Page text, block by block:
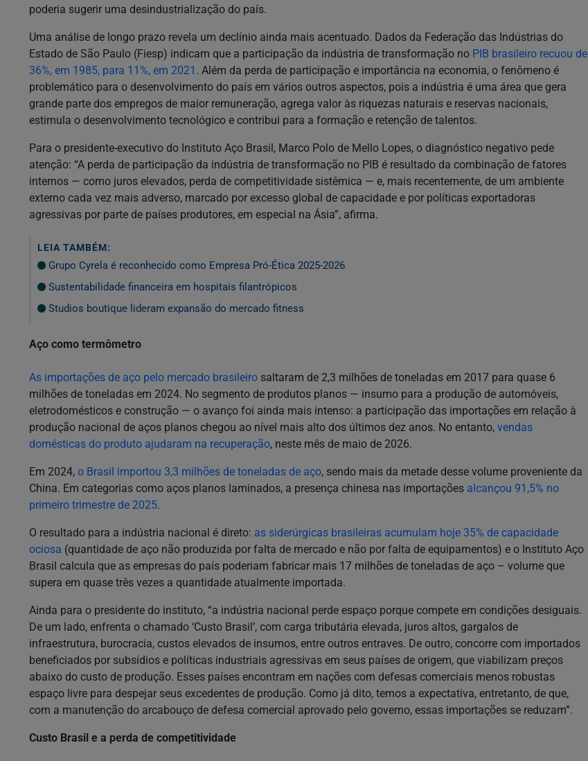
poderia sugerir uma desindustrialização do país.
Uma análise de longo prazo revela um declínio ainda mais acentuado. Dados da Federação das Indústrias do
Estado de São Paulo (Fiesp) indicam que a participação da indústria de transformação no PIB brasileiro recuou de
36%, em 1985, para 11%, em 2021 . Além da perda de participação e importância na economia, o fenômeno é
problemático para o desenvolvimento do país em vários outros aspectos, pois a indústria é uma área que gera
grande parte dos empregos de maior remuneração, agrega valor às riquezas naturais e reservas nacionais,
estimula o desenvolvimento tecnológico e contribui para a formação e retenção de talentos.
Para o presidente-executivo do Instituto Aço Brasil, Marco Polo de Mello Lopes, o diagnóstico negativo pede
atenção: “A perda de participação da indústria de transformação no PIB é resultado da combinação de fatores
internos — como juros elevados, perda de competitividade sistêmica — e, mais recentemente, de um ambiente
externo cada vez mais adverso, marcado por excesso global de capacidade e por políticas exportadoras
agressivas por parte de países produtores, em especial na Ásia”, afirma.
LEIA TAMBÉM:
Grupo Cyrela é reconhecido como Empresa Pró-Ética 2025-2026
Sustentabilidade financeira em hospitais filantrópicos
Studios boutique lideram expansão do mercado fitness
Aço como termômetro
As importações de aço pelo mercado brasileiro saltaram de 2,3 milhões de toneladas em 2017 para quase 6
milhões de toneladas em 2024. No segmento de produtos planos — insumo para a produção de automóveis,
eletrodomésticos e construção — o avanço foi ainda mais intenso: a participação das importações em relação à
produção nacional de aços planos chegou ao nível mais alto dos últimos dez anos. No entanto, vendas
domésticas do produto ajudaram na recuperação, neste mês de maio de 2026.
Em 2024, o Brasil importou 3,3 milhões de toneladas de aço, sendo mais da metade desse volume proveniente da
China. Em categorias como aços planos laminados, a presença chinesa nas importações alcançou 91,5% no
primeiro trimestre de 2025.
O resultado para a indústria nacional é direto: as siderúrgicas brasileiras acumulam hoje 35% de capacidade
ociosa (quantidade de aço não produzida por falta de mercado e não por falta de equipamentos) e o Instituto Aço
Brasil calcula que as empresas do país poderiam fabricar mais 17 milhões de toneladas de aço – volume que
supera em quase três vezes a quantidade atualmente importada.
Ainda para o presidente do instituto, “a indústria nacional perde espaço porque compete em condições desiguais.
De um lado, enfrenta o chamado ‘Custo Brasil’, com carga tributária elevada, juros altos, gargalos de
infraestrutura, burocracia, custos elevados de insumos, entre outros entraves. De outro, concorre com importados
beneficiados por subsídios e políticas industriais agressivas em seus países de origem, que viabilizam preços
abaixo do custo de produção. Esses países encontram em nações com defesas comerciais menos robustas
espaço livre para despejar seus excedentes de produção. Como já dito, temos a expectativa, entretanto, de que,
com a manutenção do arcabouço de defesa comercial aprovado pelo governo, essas importações se reduzam”.
Custo Brasil e a perda de competitividade